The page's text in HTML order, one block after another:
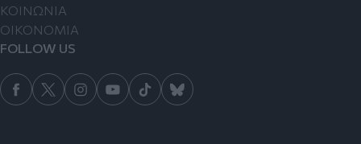
ΚΟΙΝΩΝΙΑ
ΟΙΚΟΝΟΜΙΑ
FOLLOW US